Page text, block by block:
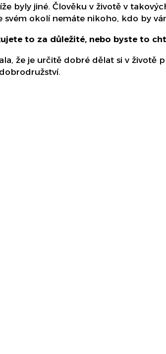
byly jiné. Člověku v životě v
okolí nemáte nikoho, kdo by
to za důležité, nebo byste to
že je určitě dobré dělat si v životě